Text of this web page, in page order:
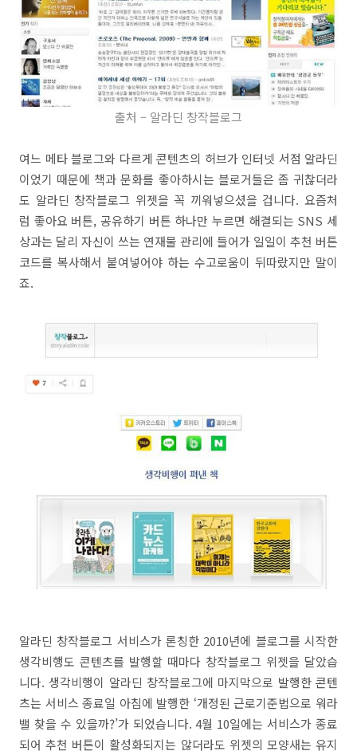
출처 – 알라딘 창작블로그
여느 메타 블로그와 다르게 콘텐츠의 허브가 인터넷 서점 알라딘
이었기 때문에 책과 문화를 좋아하시는 블로거들은 좀 귀찮더라
도 알라딘 창작블로그 위젯을 꼭 끼워넣으셨을 겁니다. 요즘처
럼 좋아요 버튼, 공유하기 버튼 하나만 누르면 해결되는 SNS 세
상과는 달리 자신이 쓰는 연재물 관리에 들어가 일일이 추천 버튼
코드를 복사해서 붙여넣어야 하는 수고로움이 뒤따랐지만 말이
죠.
알라딘 창작블로그 서비스가 론칭한 2010년에 블로그를 시작한
생각비행도 콘텐츠를 발행할 때마다 창작블로그 위젯을 달았습
니다. 생각비행이 알라딘 창작블로그에 마지막으로 발행한 콘텐
츠는 서비스 종료일 아침에 발행한 ‘개정된 근로기준법으로 워라
밸 찾을 수 있을까?’가 되었습니다. 4월 10일에는 서비스가 종료
되어 추천 버튼이 활성화되지는 않더라도 위젯의 모양새는 유지